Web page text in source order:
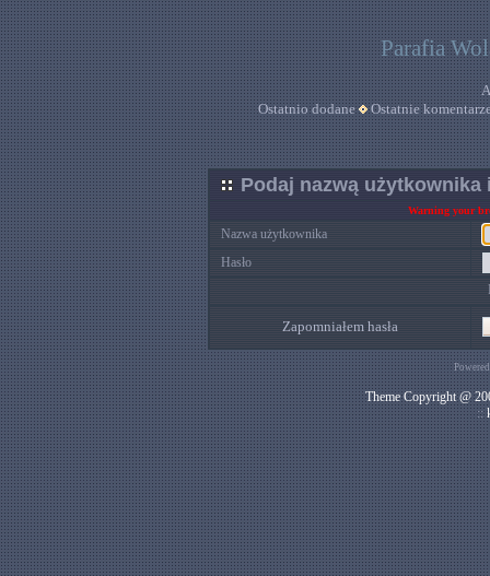
Parafia
Ostatnio dodane
Ostatnie
Podaj nazwą użytkownika
Warning your
Nazwa użytkownika
Hasło
Zapomniałem hasła
Theme Copyright @
::